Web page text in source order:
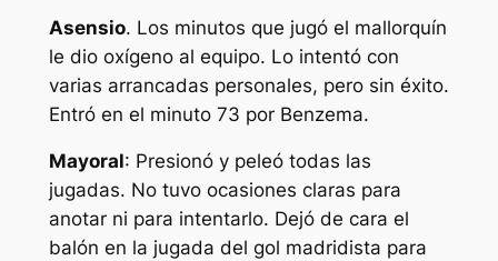
Asensio. Los minutos que jugó el mallorquín
le dio oxígeno al equipo. Lo intentó con
varias arrancadas personales, pero sin éxito.
Entró en el minuto 73 por Benzema.
Mayoral: Presionó y peleó todas las
jugadas. No tuvo ocasiones claras para
anotar ni para intentarlo. Dejó de cara el
balón en la jugada del gol madridista para